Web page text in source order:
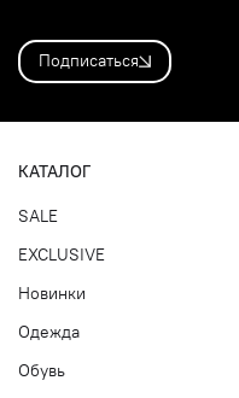
Подписаться
КАТАЛОГ
SALE
EXCLUSIVE
Новинки
Одежда
Обувь